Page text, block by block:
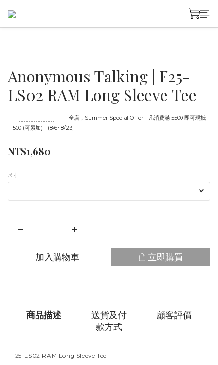
Anonymous Talking | F25-
LS02 RAM Long Sleeve Tee
全店，Summer Special Offer - 凡消費滿 5500 即可現抵
500 (可累加) - (8/6~8/23)
NT$1,680
尺寸
加入購物車 立即購買
商品描述
送貨及付
款方式
顧客評價
F25-LS02 RAM Long Sleeve Tee